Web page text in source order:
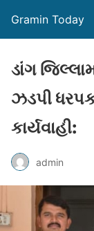
Gramin Today
ડાંગ
ઝડપી
કાર્યવાહી:
admin